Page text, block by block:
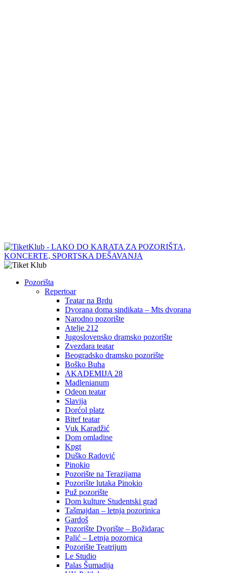
Pozorišta
Repertoar
Teatar na Brdu
Dvorana doma sindikata – Mts dvorana
Narodno pozorište
Atelje 212
Jugoslovensko dramsko pozorište
Zvezdara teatar
Beogradsko dramsko pozorište
Boško Buha
AKADEMIJA 28
Madlenianum
Odeon teatar
Slavija
Dorćol platz
Bitef teatar
Vuk Karadžić
Dom omladine
Kpgt
Duško Radović
Pinokio
Pozorište na Terazijama
Pozorište lutaka Pinokio
Puž pozorište
Dom kulture Studentski grad
Tašmajdan – letnja pozorinica
Gardoš
Pozorište Dvorište – Božidarac
Palić – Letnja pozornica
Pozorište Teatrijum
Le Studio
Palas Šumadija